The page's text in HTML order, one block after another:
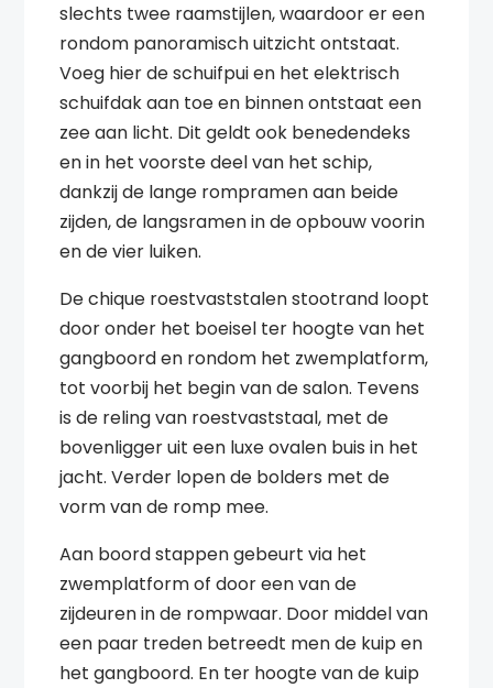
slechts twee raamstijlen, waardoor er een
rondom panoramisch uitzicht ontstaat.
Voeg hier de schuifpui en het elektrisch
schuifdak aan toe en binnen ontstaat een
zee aan licht. Dit geldt ook benedendeks
en in het voorste deel van het schip,
dankzij de lange rompramen aan beide
zijden, de langsramen in de opbouw voorin
en de vier luiken.
De chique roestvaststalen stootrand loopt
door onder het boeisel ter hoogte van het
gangboord en rondom het zwemplatform,
tot voorbij het begin van de salon. Tevens
is de reling van roestvaststaal, met de
bovenligger uit een luxe ovalen buis in het
jacht. Verder lopen de bolders met de
vorm van de romp mee.
Aan boord stappen gebeurt via het
zwemplatform of door een van de
zijdeuren in de rompwaar. Door middel van
een paar treden betreedt men de kuip en
het gangboord. En ter hoogte van de kuip